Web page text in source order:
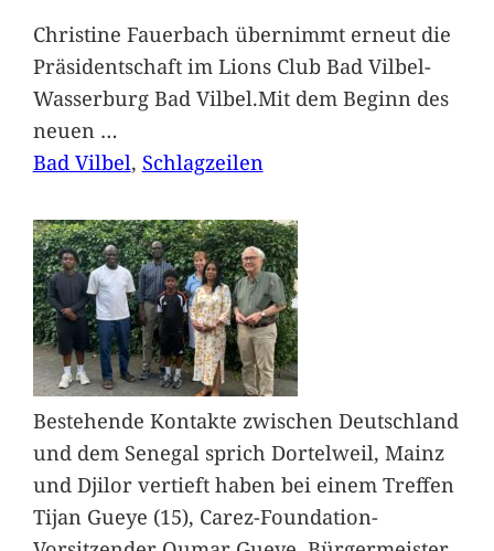
Christine Fauerbach übernimmt erneut die
Präsidentschaft im Lions Club Bad Vilbel-
Wasserburg Bad Vilbel.Mit dem Beginn des
neuen …
Bad Vilbel, Schlagzeilen
Bestehende Kontakte zwischen Deutschland
und dem Senegal sprich Dortelweil, Mainz
und Djilor vertieft haben bei einem Treffen
Tijan Gueye (15), Carez-Foundation-